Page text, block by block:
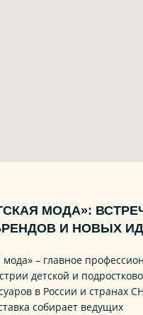
МОДА»:
И НОВЫХ
мода» – главное
детской и
в России и странах
собирает ведущих